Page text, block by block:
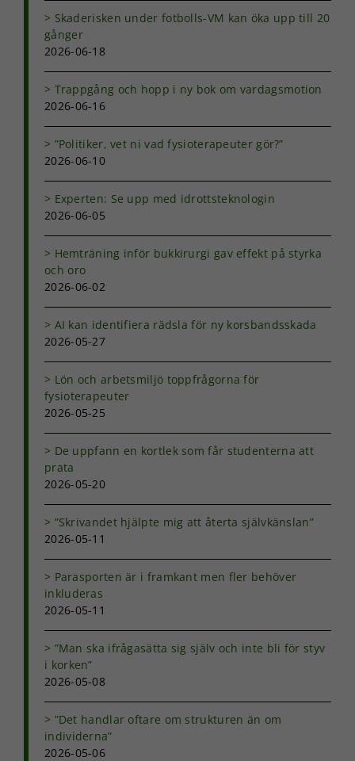
Skaderisken under fotbolls-VM kan öka upp till 20
gånger
2026-06-18
Trappgång och hopp i ny bok om vardagsmotion
2026-06-16
”Politiker, vet ni vad fysioterapeuter gör?”
2026-06-10
Experten: Se upp med idrottsteknologin
2026-06-05
Hemträning inför bukkirurgi gav effekt på styrka
och oro
2026-06-02
AI kan identifiera rädsla för ny korsbandsskada
2026-05-27
Lön och arbetsmiljö toppfrågorna för
fysioterapeuter
2026-05-25
De uppfann en kortlek som får studenterna att
prata
2026-05-20
”Skrivandet hjälpte mig att återta självkänslan”
2026-05-11
Parasporten är i framkant men fler behöver
inkluderas
2026-05-11
”Man ska ifrågasätta sig själv och inte bli för styv
i korken”
2026-05-08
”Det handlar oftare om strukturen än om
individerna”
2026-05-06
Dessa kakor
går inte att
behövs för
att hemsidan
kunna
förbättra